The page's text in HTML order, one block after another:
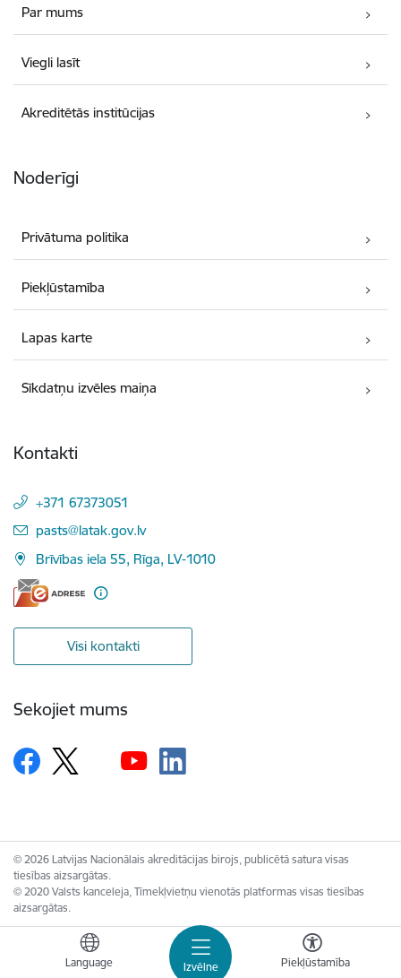
Izvēlne
Language Piekļūstamība
Par mums
Viegli lasīt
Akreditētās institūcijas
Noderīgi
Privātuma politika
Piekļūstamība
Lapas karte
Sīkdatņu izvēles maiņa
Kontakti
+371 67373051
E-pasts:
pasts@latak.gov.lv
Brīvības iela 55, Rīga, LV-1010
Visi kontakti
Sekojiet mums
© 2026 Latvijas Nacionālais akreditācijas birojs, publicētā satura visas
tiesības aizsargātas.
© 2020 Valsts kanceleja, Tīmekļvietņu vienotās platformas visas tiesības
aizsargātas.